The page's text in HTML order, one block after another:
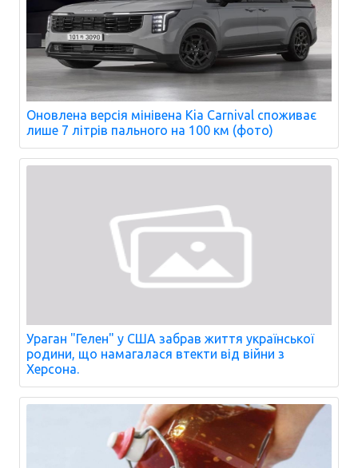
Оновлена версія мінівена Kia Carnival споживає
лише 7 літрів пального на 100 км (фото)
Ураган "Гелен" у США забрав життя української
родини, що намагалася втекти від війни з
Херсона.